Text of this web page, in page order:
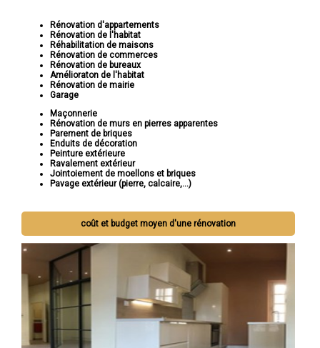
Rénovation d'appartements
Rénovation de l'habitat
Réhabilitation de maisons
Rénovation de commerces
Rénovation de bureaux
Amélioraton de l'habitat
Rénovation de mairie
Garage
Maçonnerie
Rénovation de murs en pierres apparentes
Parement de briques
Enduits de décoration
Peinture extérieure
Ravalement extérieur
Jointoiement de moellons et briques
Pavage extérieur (pierre, calcaire,...)
coût et budget moyen d'une rénovation